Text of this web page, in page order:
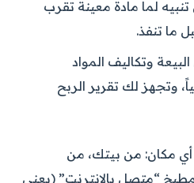
تنبيه لما مادة معينة تقرب
ما تنفذ.
وتكاليف المواد
وتجهز لك تقرير الربح
مكان: من بيتك، من
“متصل بالإنترنت” (يعني